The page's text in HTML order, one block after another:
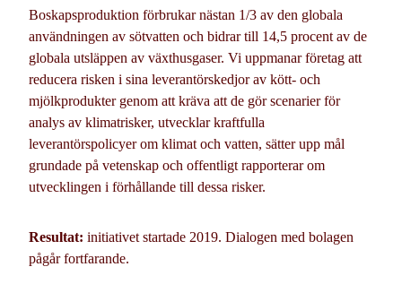
Boskapsproduktion förbrukar nästan 1/3 av den globala
användningen av sötvatten och bidrar till 14,5 procent av de
globala utsläppen av växthusgaser. Vi uppmanar företag att
reducera risken i sina leverantörskedjor av kött- och
mjölkprodukter genom att kräva att de gör scenarier för
analys av klimatrisker, utvecklar kraftfulla
leverantörspolicyer om klimat och vatten, sätter upp mål
grundade på vetenskap och offentligt rapporterar om
utvecklingen i förhållande till dessa risker.
Resultat: initiativet startade 2019. Dialogen med bolagen
pågår fortfarande.